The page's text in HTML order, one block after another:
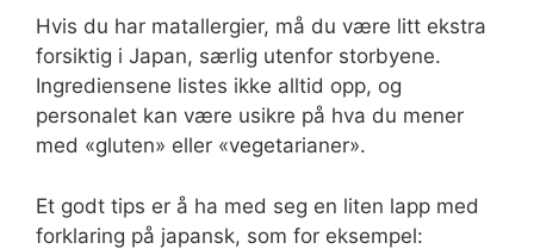
Hvis du har matallergier, må du være litt ekstra
forsiktig i Japan, særlig utenfor storbyene.
Ingrediensene listes ikke alltid opp, og
personalet kan være usikre på hva du mener
med «gluten» eller «vegetarianer».
Et godt tips er å ha med seg en liten lapp med
forklaring på japansk, som for eksempel: